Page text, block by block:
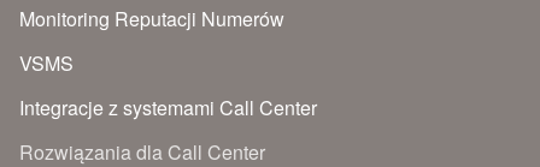
Monitoring Reputacji Numerów
VSMS
Integracje z systemami Call Center
Rozwiązania dla Call Center